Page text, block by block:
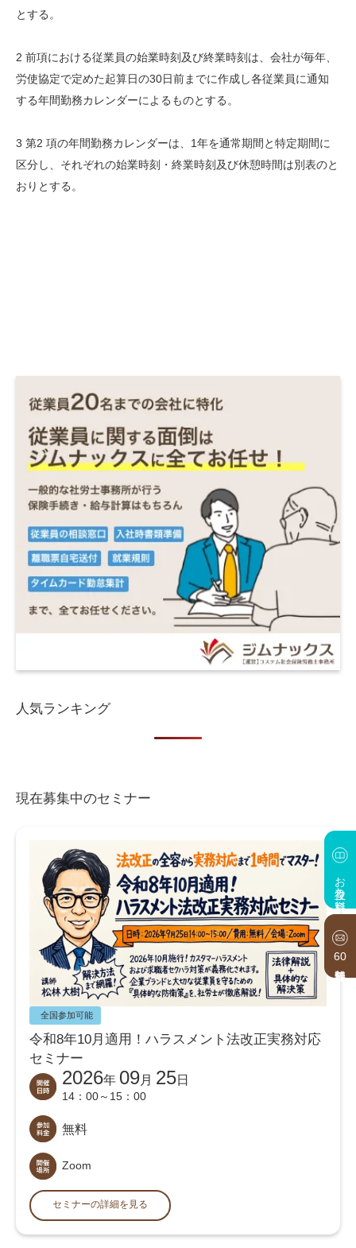
お役立ち資料
60
とする。
2 前項における従業員の始業時刻及び終業時刻は、会社が毎年、
労使協定で定めた起算日の30日前までに作成し各従業員に通知
する年間勤務カレンダーによるものとする。
3 第2 項の年間勤務カレンダーは、1年を通常期間と特定期間に
区分し、それぞれの始業時刻・終業時刻及び休憩時間は別表のと
おりとする。
人気ランキング
現在募集中のセミナー
全国参加可能
令和8年10月適用！ハラスメント法改正実務対応
セミナー
2026年 09月 25日
14：00～15：00
無料
Zoom
セミナーの詳細を見る